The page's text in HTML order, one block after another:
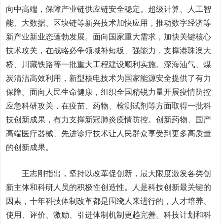
向中高端，保障产业链供应链安全稳定。超级计算、人工智
能、大数据、区块链等新兴技术加快应用，推动数字经济等
新产业新业态蓬勃发展。面向国家重大需求，加快关键核心
技术攻关，在战略必争领域补短板、强能力，支撑港珠澳大
桥、川藏铁路等一批重大工程建设顺利实施。深海油气、煤
炭清洁高效利用，新型核电技术为国家能源安全提供了有力
保障。面向人民生命健康，组织全国精锐力量开展疫情防控
应急科研攻关，在疫苗、药物、检测试剂等方面取得一批科
技创新成果，有力支撑新冠肺炎疫情防控。创新药物、国产
高端医疗器械、先进诊疗技术让人民群众享受到更多高质量
的创新成果。
王志刚指出，坚持以改革促创新，最大限度激发各类创
新主体和科研人员的积极性创造性。人是科技创新最关键的
因素，十年科技体制改革都是围绕人来进行的，人才培养、
使用、评价、激励、引进体制机制更趋完善。科技计划和科